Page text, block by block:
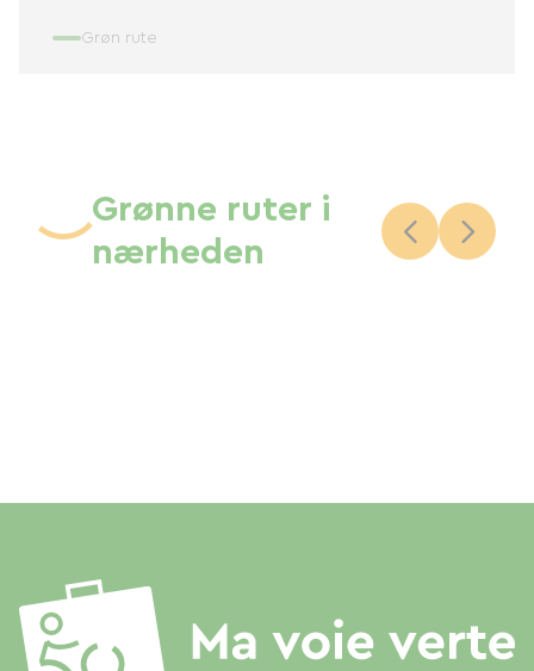
Grøn rute
Grønne ruter i
nærheden